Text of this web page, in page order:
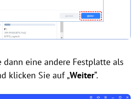
dann eine andere Festplatte als
klicken Sie auf „Weiter“.